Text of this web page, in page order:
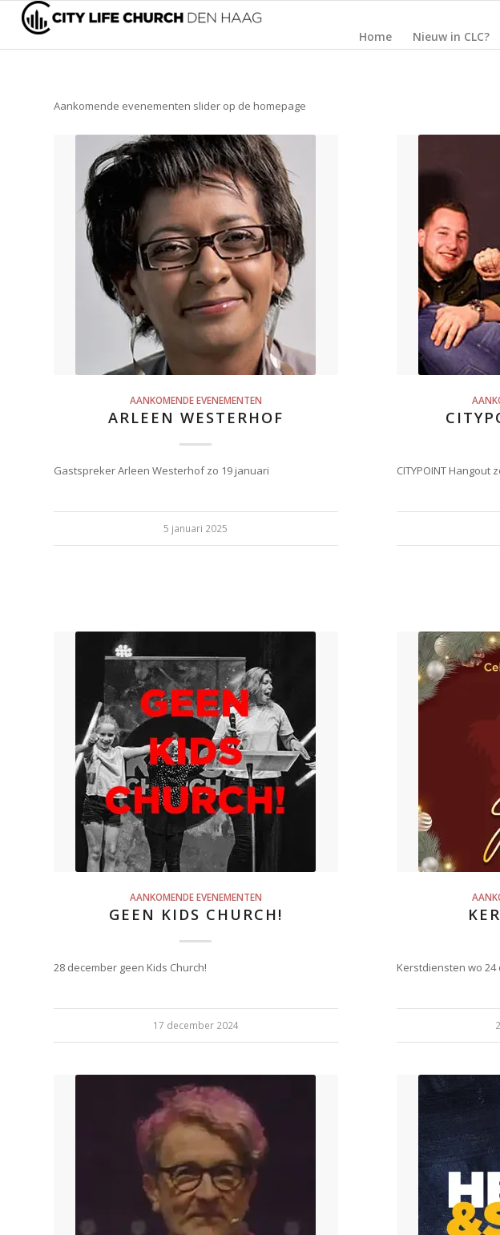
Home Nieuw in CLC?
Aankomende evenementen slider op de homepage
AANKOMENDE EVENEMENTEN
ARLEEN WESTERHOF
Gastspreker Arleen Westerhof zo 19 januari
5 januari 2025
CITYPOINT Hangout
AANKOMENDE EVENEMENTEN
GEEN KIDS CHURCH!
28 december geen Kids Church!
17 december 2024
Kerstdiensten wo 24